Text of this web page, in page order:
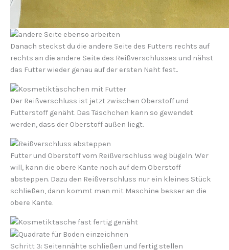
Danach steckst du die andere Seite des Futters rechts auf
rechts an die andere Seite des Reißverschlusses und nähst
das Futter wieder genau auf der ersten Naht fest..
Der Reißverschluss ist jetzt zwischen Oberstoff und
Futterstoff genäht. Das Täschchen kann so gewendet
werden, dass der Oberstoff außen liegt.
Futter und Oberstoff vom Reißverschluss weg bügeln. Wer
will, kann die obere Kante noch auf dem Oberstoff
absteppen. Dazu den Reißverschluss nur ein kleines Stück
schließen, dann kommt man mit Maschine besser an die
obere Kante.
Schritt 3: Seitennähte schließen und fertig stellen